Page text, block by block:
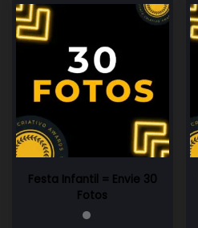
Festa Infantil = Envie 30
Fotos